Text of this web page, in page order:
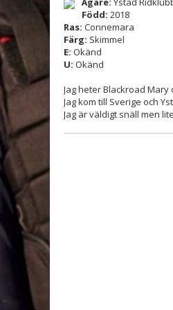
Född: 2018
Ras: Connemara
Färg: Skimmel
E: Okänd
U: Okänd
Jag heter Blackroad
Jag kom till Sverige och
Jag är väldigt snäll men